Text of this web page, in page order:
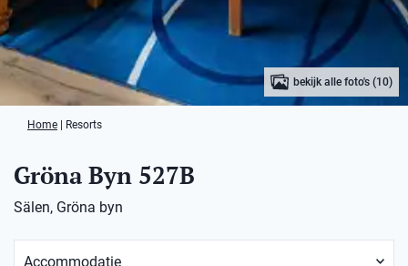
bekijk alle foto's (10)
Home Resorts
Gröna Byn 527B
Sälen, Gröna byn